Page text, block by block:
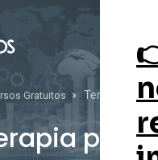
Gratuitos Terapia para
para